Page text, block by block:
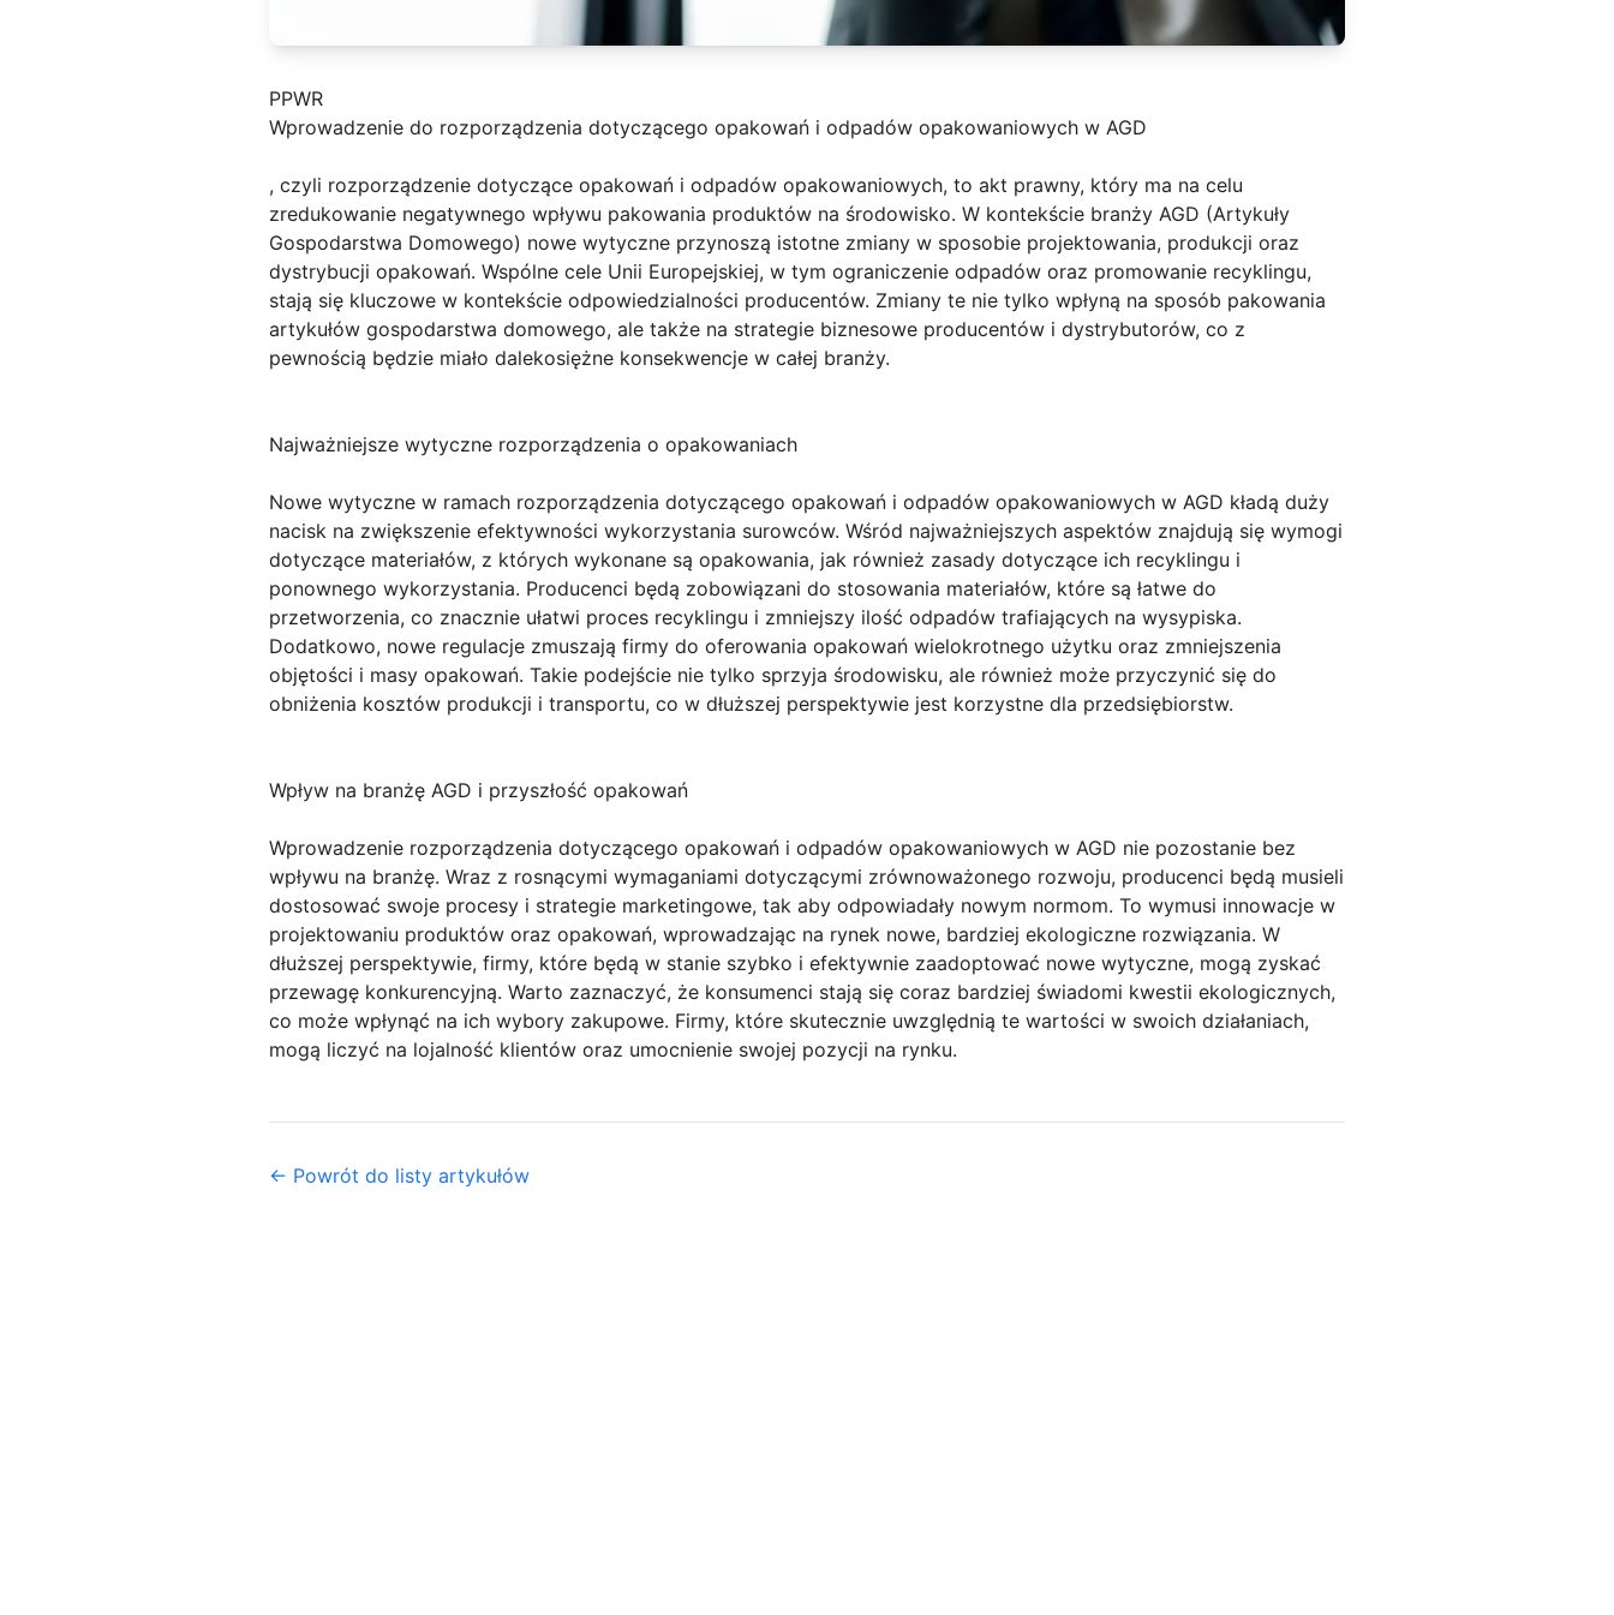
PPWR
Wprowadzenie do rozporządzenia dotyczącego opakowań i odpadów opakowaniowych w AGD
, czyli rozporządzenie dotyczące opakowań i odpadów opakowaniowych, to akt prawny, który ma na celu
zredukowanie negatywnego wpływu pakowania produktów na środowisko. W kontekście branży AGD (Artykuły
Gospodarstwa Domowego) nowe wytyczne przynoszą istotne zmiany w sposobie projektowania, produkcji oraz
dystrybucji opakowań. Wspólne cele Unii Europejskiej, w tym ograniczenie odpadów oraz promowanie recyklingu,
stają się kluczowe w kontekście odpowiedzialności producentów. Zmiany te nie tylko wpłyną na sposób pakowania
artykułów gospodarstwa domowego, ale także na strategie biznesowe producentów i dystrybutorów, co z
pewnością będzie miało dalekosiężne konsekwencje w całej branży.
Najważniejsze wytyczne rozporządzenia o opakowaniach
Nowe wytyczne w ramach rozporządzenia dotyczącego opakowań i odpadów opakowaniowych w AGD kładą duży
nacisk na zwiększenie efektywności wykorzystania surowców. Wśród najważniejszych aspektów znajdują się wymogi
dotyczące materiałów, z których wykonane są opakowania, jak również zasady dotyczące ich recyklingu i
ponownego wykorzystania. Producenci będą zobowiązani do stosowania materiałów, które są łatwe do
przetworzenia, co znacznie ułatwi proces recyklingu i zmniejszy ilość odpadów trafiających na wysypiska.
Dodatkowo, nowe regulacje zmuszają firmy do oferowania opakowań wielokrotnego użytku oraz zmniejszenia
objętości i masy opakowań. Takie podejście nie tylko sprzyja środowisku, ale również może przyczynić się do
obniżenia kosztów produkcji i transportu, co w dłuższej perspektywie jest korzystne dla przedsiębiorstw.
Wpływ na branżę AGD i przyszłość opakowań
Wprowadzenie rozporządzenia dotyczącego opakowań i odpadów opakowaniowych w AGD nie pozostanie bez
wpływu na branżę. Wraz z rosnącymi wymaganiami dotyczącymi zrównoważonego rozwoju, producenci będą musieli
dostosować swoje procesy i strategie marketingowe, tak aby odpowiadały nowym normom. To wymusi innowacje w
projektowaniu produktów oraz opakowań, wprowadzając na rynek nowe, bardziej ekologiczne rozwiązania. W
dłuższej perspektywie, firmy, które będą w stanie szybko i efektywnie zaadoptować nowe wytyczne, mogą zyskać
przewagę konkurencyjną. Warto zaznaczyć, że konsumenci stają się coraz bardziej świadomi kwestii ekologicznych,
co może wpłynąć na ich wybory zakupowe. Firmy, które skutecznie uwzględnią te wartości w swoich działaniach,
mogą liczyć na lojalność klientów oraz umocnienie swojej pozycji na rynku.
← Powrót do listy artykułów